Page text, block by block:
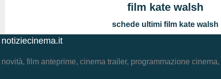
film kate walsh
schede ultimi film kate walsh
notiziecinema.it
novità, film anteprime, cinema trailer, programmazione